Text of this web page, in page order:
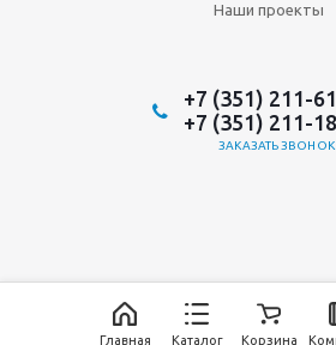
Наши проекты
+7 (351) 211-
+7 (351) 211-
ЗАКАЗАТЬ ЗВОНОК
2026 © ООО "Аврора-ИнтерТрейд"
ИТ-
продвижение сайта:
Главная Каталог Корзина